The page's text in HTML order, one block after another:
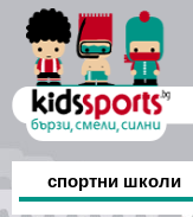
спортни школи